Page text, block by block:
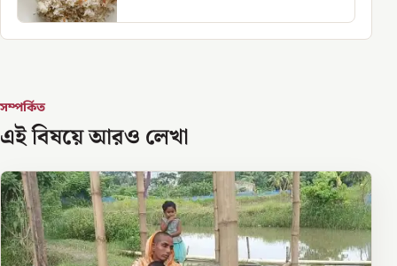
সম্পর্কিত
এই বিষয়ে আরও লেখা